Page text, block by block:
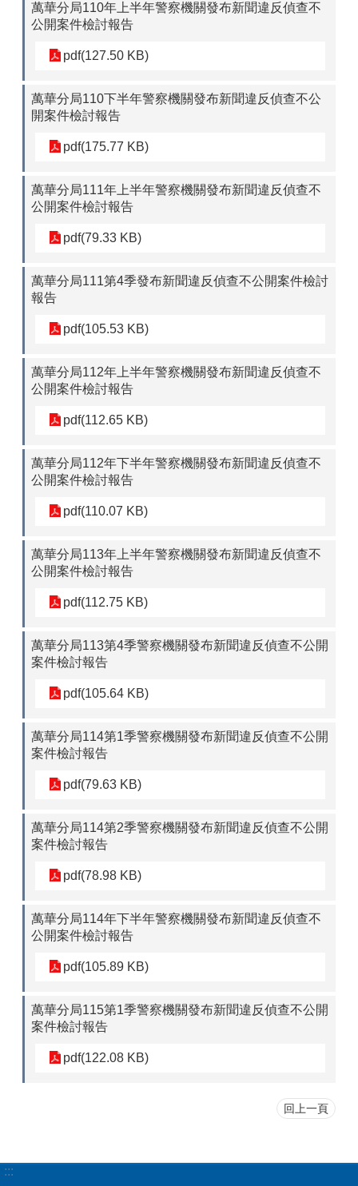
萬華分局110年上半年警察機關發布新聞違反偵查不
公開案件檢討報告
pdf(127.50 KB)
萬華分局110下半年警察機關發布新聞違反偵查不公
開案件檢討報告
pdf(175.77 KB)
萬華分局111年上半年警察機關發布新聞違反偵查不
公開案件檢討報告
pdf(79.33 KB)
萬華分局111第4季發布新聞違反偵查不公開案件檢討
報告
pdf(105.53 KB)
萬華分局112年上半年警察機關發布新聞違反偵查不
公開案件檢討報告
pdf(112.65 KB)
萬華分局112年下半年警察機關發布新聞違反偵查不
公開案件檢討報告
pdf(110.07 KB)
萬華分局113年上半年警察機關發布新聞違反偵查不
公開案件檢討報告
pdf(112.75 KB)
萬華分局113第4季警察機關發布新聞違反偵查不公開
案件檢討報告
pdf(105.64 KB)
萬華分局114第1季警察機關發布新聞違反偵查不公開
案件檢討報告
pdf(79.63 KB)
萬華分局114第2季警察機關發布新聞違反偵查不公開
案件檢討報告
pdf(78.98 KB)
萬華分局114年下半年警察機關發布新聞違反偵查不
公開案件檢討報告
pdf(105.89 KB)
萬華分局115第1季警察機關發布新聞違反偵查不公開
案件檢討報告
pdf(122.08 KB)
回上一頁
:::